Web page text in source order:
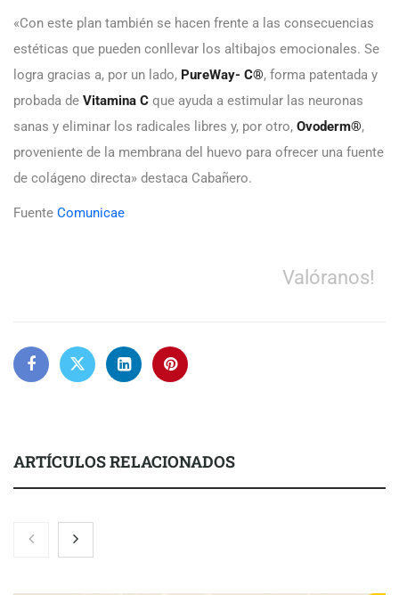
«Con este plan también se hacen frente a las consecuencias
estéticas que pueden conllevar los altibajos emocionales. Se
logra gracias a, por un lado, PureWay- C®️, forma patentada y
probada de Vitamina C que ayuda a estimular las neuronas
sanas y eliminar los radicales libres y, por otro, Ovoderm®️,
proveniente de la membrana del huevo para ofrecer una fuente
de colágeno directa» destaca Cabañero.
Fuente Comunicae
Valóranos!
ARTÍCULOS RELACIONADOS
Nicols presenta seis modelos de anillos de compromiso para el
eclipse solar del 12 de agosto